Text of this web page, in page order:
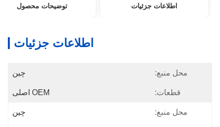
اطلاعات جزئیات توضیحات محصول
اطلاعات جزئیات
محل منبع: چين
قطعات: OEM اصلی
محل منبع: چین